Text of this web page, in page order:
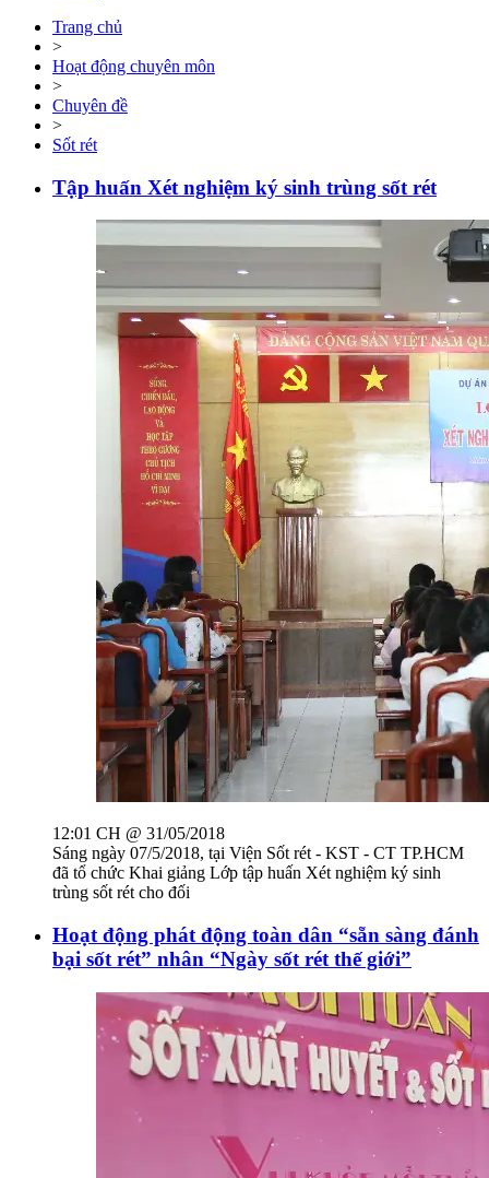
Trang chủ
>
Hoạt động chuyên môn
>
Chuyên đề
>
Sốt rét
Tập huấn Xét nghiệm ký sinh trùng sốt rét
12:01 CH @ 31/05/2018
Sáng ngày 07/5/2018, tại Viện Sốt rét - KST - CT TP.HCM
đã tổ chức Khai giảng Lớp tập huấn Xét nghiệm ký sinh
trùng sốt rét cho đối
Hoạt động phát động toàn dân “sẵn sàng đánh
bại sốt rét” nhân “Ngày sốt rét thế giới”